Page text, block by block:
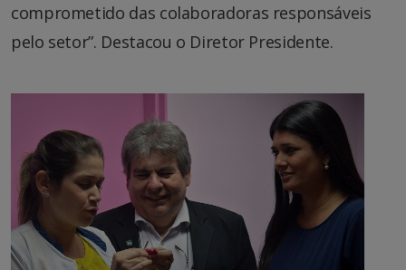
comprometido das colaboradoras responsáveis
pelo setor”. Destacou o Diretor Presidente.